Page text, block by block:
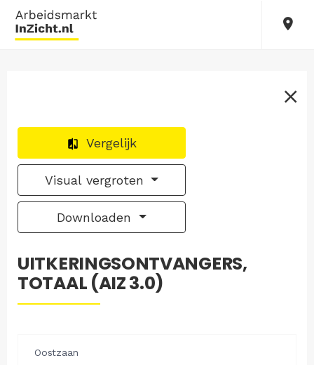
Vergelijk
Visual vergroten
Downloaden
UITKERINGSONTVANGERS,
TOTAAL (AIZ 3.0)